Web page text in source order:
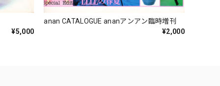
¥5,000
anan CATALOGUE ananアンアン臨時増刊
¥2,000